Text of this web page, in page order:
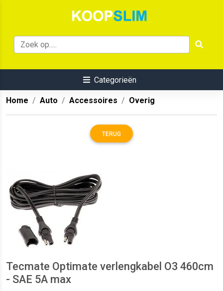
Categorieën
Home Auto Accessoires Overig
TERUG
Tecmate Optimate verlengkabel O3 460cm
- SAE 5A max